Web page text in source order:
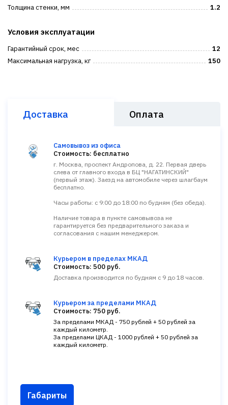
Толщина стенки, мм
1.2
Условия эксплуатации
Гарантийный срок, мес
12
Максимальная нагрузка, кг
150
Доставка Оплата
Самовывоз из офиса
Стоимость: бесплатно
г. Москва, проспект Андропова, д. 22. Первая дверь
слева от главного входа в БЦ "НАГАТИНСКИЙ"
(первый этаж). Заезд на автомобиле через шлагбаум
бесплатно.
Часы работы: с 9:00 до 18:00 по будням (без обеда).
Наличие товара в пункте самовывоза не
гарантируется без предварительного заказа и
согласования с нашим менеджером.
Курьером в пределах МКАД
Стоимость: 500 руб.
Доставка производится по будням с 9 до 18 часов.
Курьером за пределами МКАД
Стоимость: 750 руб.
За пределами МКАД - 750 рублей + 50 рублей за
каждый километр.
За пределами ЦКАД - 1000 рублей + 50 рублей за
каждый километр.
Габариты